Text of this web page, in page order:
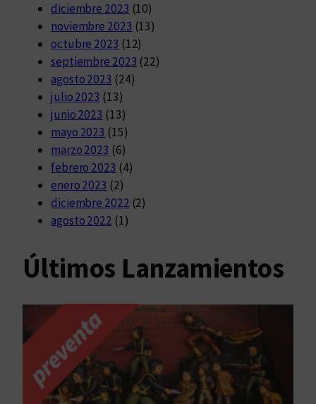
diciembre 2023 (10)
noviembre 2023 (13)
octubre 2023 (12)
septiembre 2023 (22)
agosto 2023 (24)
julio 2023 (13)
junio 2023 (13)
mayo 2023 (15)
marzo 2023 (6)
febrero 2023 (4)
enero 2023 (2)
diciembre 2022 (2)
agosto 2022 (1)
Últimos Lanzamientos